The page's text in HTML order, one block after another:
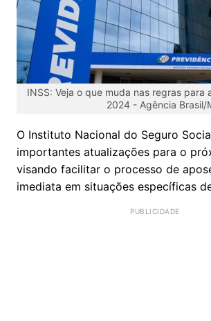
INSS: Veja o que muda nas regras para
2024 - Agência Brasil/
O Instituto Nacional do Seguro
importantes atualizações para o
visando facilitar o processo de
imediata em situações específicas